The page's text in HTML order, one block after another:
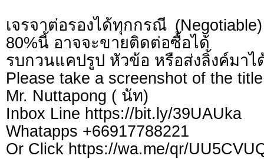
เจรจาต่อรองได้ทุกกรณี
80%นี้ อาจจะขายติดต่อซื้อได้
รบกวนแคปรูป หัวข้อ หรือส่งลิ้งค์มาไ
Please take a screenshot of the
Mr. Nuttapong ( นัท)
Inbox Line https://bit.ly/39UAUka
Whatapps +66917788221
Or Click https://wa.me/qr/